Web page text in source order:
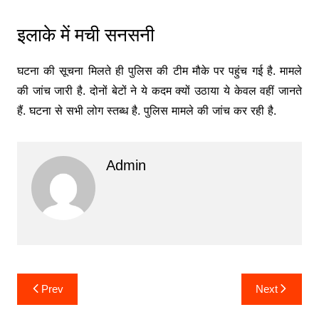
इलाके में मची सनसनी
घटना की सूचना मिलते ही पुलिस की टीम मौके पर पहुंच गई है. मामले
की जांच जारी है. दोनों बेटों ने ये कदम क्यों उठाया ये केवल वहीं जानते
हैं. घटना से सभी लोग स्तब्ध है. पुलिस मामले की जांच कर रही है.
Admin
Post
navigation
Prev Next